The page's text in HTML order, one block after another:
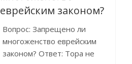
еврейским законом?
Вопрос: Запрещено ли
многоженство еврейским
законом? Ответ: Тора не